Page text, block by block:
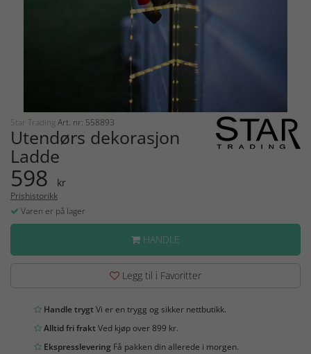
Star Trading Art. nr: 558893
Utendørs dekorasjon
Ladde
598 kr
Prishistorikk
Varen er på lager
HANDLE
Legg til i Favoritter
Handle trygtVi er en trygg og sikker nettbutikk.
Alltid fri fraktVed kjøp over 899 kr.
Ekspresslevering Få pakken din allerede i morgen.